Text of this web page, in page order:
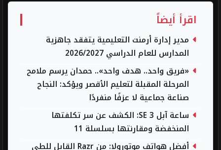
اقرأ أيضاً
مدير إدارة أرمنت التعليمية يتفقد جاهزية
المدارس للعام الدراسي 2026/2027
«فريق واحد.. هدف واحد».. حمدان يرسم ملامح
المرحلة المقبلة لتعليم الأقصر ويؤكد: النجاح
صناعة جماعية لا عزفًا منفردًا
ساعة آبل SE 3: الكشف عن سر تكلفتها
المنخفضة ومقارنتها بسلسلة 11
أفضل هواتف موتورولا: من Razr القابل للطي